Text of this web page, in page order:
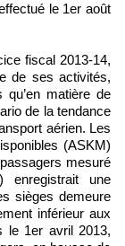
le 1er août
fiscal 2013-14,
de ses activités,
matière de
de la tendance
aérien. Les
(ASKM)
mesuré
enregistrait une
sièges demeure
inférieur aux
le 1er avril 2013,